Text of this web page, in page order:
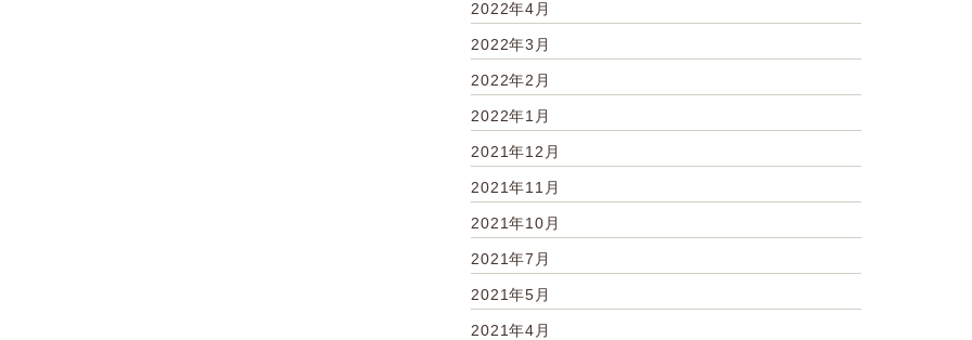
2022年4月
2022年3月
2022年2月
2022年1月
2021年12月
2021年11月
2021年10月
2021年7月
2021年5月
2021年4月